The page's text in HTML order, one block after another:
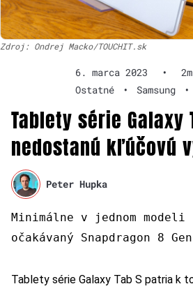
Zdroj: Ondrej Macko/TOUCHIT.sk
6. marca 2023 •
Ostatné
• Samsung •
Tablety série Galaxy
nedostanú kľúčovú
Peter Hupka
Minimálne v jednom
očakávaný Snapdragon 8
Tablety série Galaxy Tab S patria k